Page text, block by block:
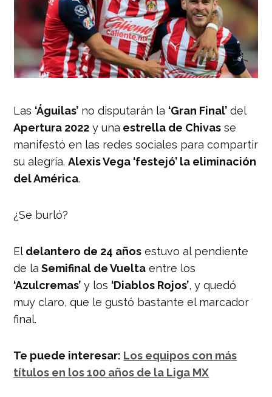
Las ‘Águilas’ no disputarán la ‘Gran Final’ del
Apertura 2022 y una estrella de Chivas se
manifestó en las redes sociales para compartir
su alegría.Alexis Vega ‘festejó’ la eliminación
del América.
¿Se burló?
El delantero de 24 años estuvo al pendiente
de la Semifinal de Vuelta entre los
‘Azulcremas’ y los ‘Diablos Rojos’, y quedó
muy claro, que le gustó bastante el marcador
final.
Te puede interesar: Los equipos con más
títulos en los 100 años de la Liga MX